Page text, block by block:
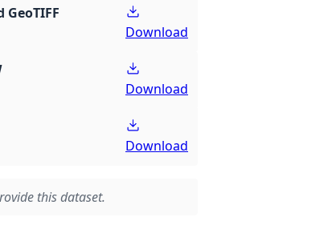
GeoTIFF
Download
Download
Download
this dataset.